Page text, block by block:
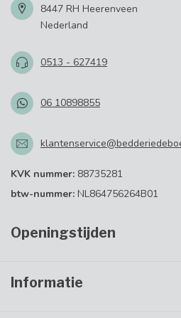
8447 RH Heerenveen
Nederland
0513 - 627419
06 10898855
KVK nummer: 88735281
btw-nummer: NL864756264B01
Openingstijden
Informatie